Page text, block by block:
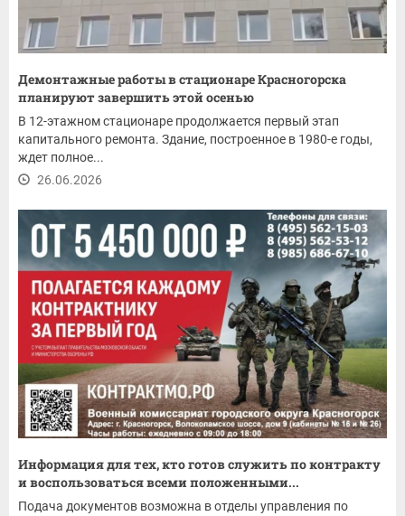
Демонтажные работы в стационаре Красногорска
планируют завершить этой осенью
В 12-этажном стационаре продолжается первый этап
капитального ремонта. Здание, построенное в 1980-е годы,
ждет полное...
26.06.2026
Информация для тех, кто готов служить по контракту
и воспользоваться всеми положенными...
Подача документов возможна в отделы управления по